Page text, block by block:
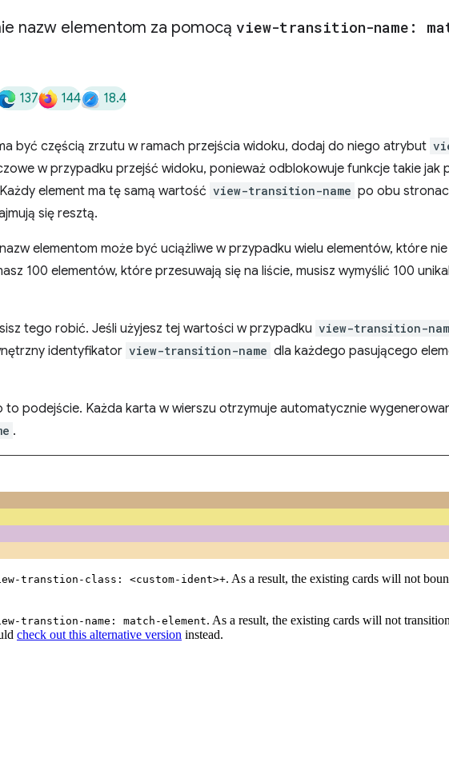
nazw elementom za pomocą view-transition-name:
137 144 18.4
być częścią zrzutu w ramach przejścia widoku, dodaj do niego atrybut
w przypadku przejść widoku, ponieważ odblokowuje funkcje takie jak
element ma tę samą wartość view-transition-name po obu
się resztą.
elementom może być uciążliwe w przypadku wielu elementów, które nie
100 elementów, które przesuwają się na liście, musisz wymyślić 100
tego robić. Jeśli użyjesz tej wartości w przypadku view-transition-
identyfikator view-transition-name dla każdego pasującego
to podejście. Każda karta w wierszu otrzymuje automatycznie
.